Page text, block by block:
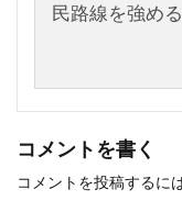
民路線を強め
コメントを書く
コメントを投稿するに